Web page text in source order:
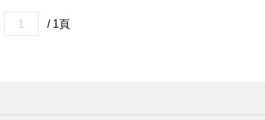
/ 1頁